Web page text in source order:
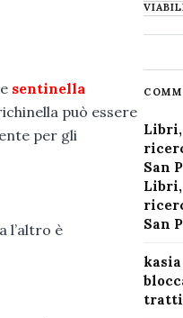
sentinella
può essere
per gli
l’altro è
San
San
kasia
tratti